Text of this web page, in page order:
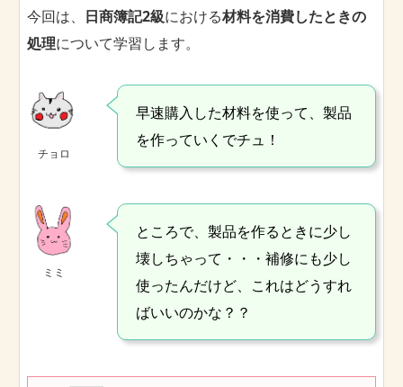
今回は、 日商簿記2級における材料を消費したときの
処理について学習します。
チョロ
早速購入した材料を使って、製品
を作っていくでチュ！
ミミ
ところで、製品を作るときに少し
壊しちゃって・・・補修にも少し
使ったんだけど、これはどうすれ
ばいいのかな？？